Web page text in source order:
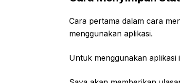
Cara pertama dalam cara
menggunakan aplikasi.
Untuk menggunakan aplikasi